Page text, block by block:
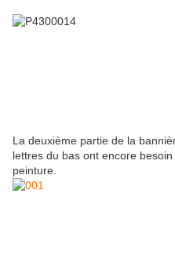
La deuxième partie de la
lettres du bas ont encore
peinture.